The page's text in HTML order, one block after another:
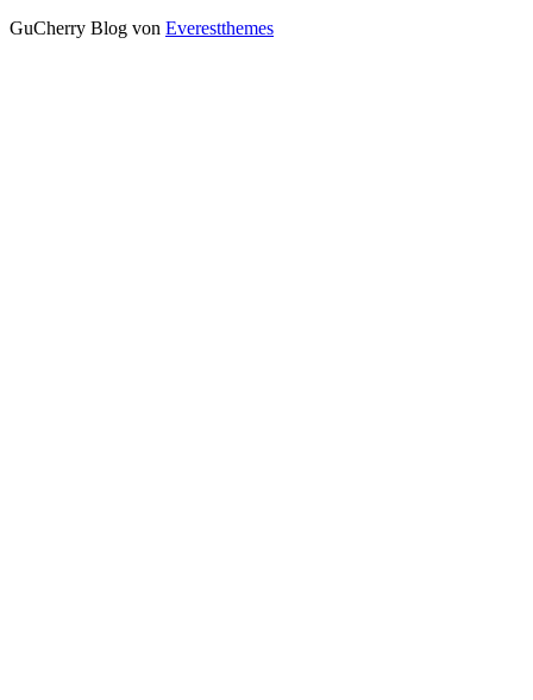
GuCherry Blog von Everestthemes